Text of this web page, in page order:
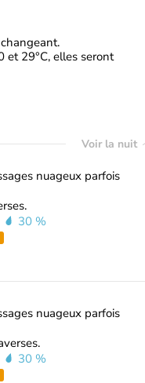
et 29°C, elles seront
Voir la nuit
nuageux parfois
30 %
nuageux parfois
30 %